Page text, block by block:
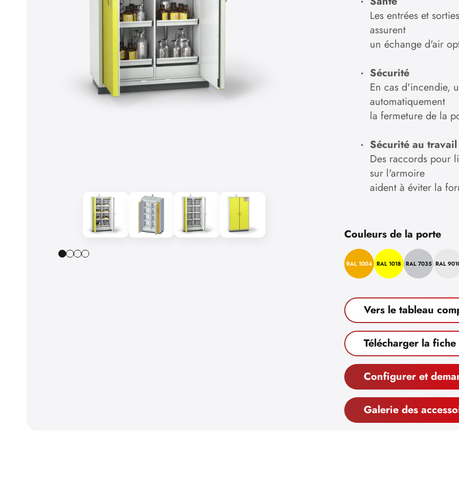
Les entrées et
assurent
un échange d'air
Sécurité
En cas d'incendie,
automatiquement
la fermeture de la
Sécurité au travail
Des raccords pour
sur l'armoire
aident à éviter la
Couleurs de la porte
RAL 1004 RAL 1018 RAL 7035 RAL
Vers le tableau
Télécharger la
Configurer et
Galerie des